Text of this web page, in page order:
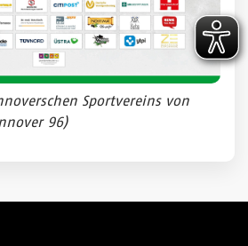
Sportvereins von
96)